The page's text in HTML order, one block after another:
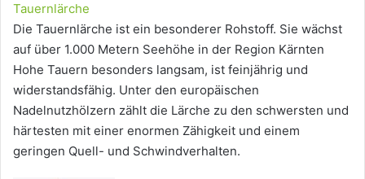
Tauernlärche
Die Tauernlärche ist ein besonderer Rohstoff. Sie wächst
auf über 1.000 Metern Seehöhe in der Region Kärnten
Hohe Tauern besonders langsam, ist feinjährig und
widerstandsfähig. Unter den europäischen
Nadelnutzhölzern zählt die Lärche zu den schwersten und
härtesten mit einer enormen Zähigkeit und einem
geringen Quell- und Schwindverhalten.